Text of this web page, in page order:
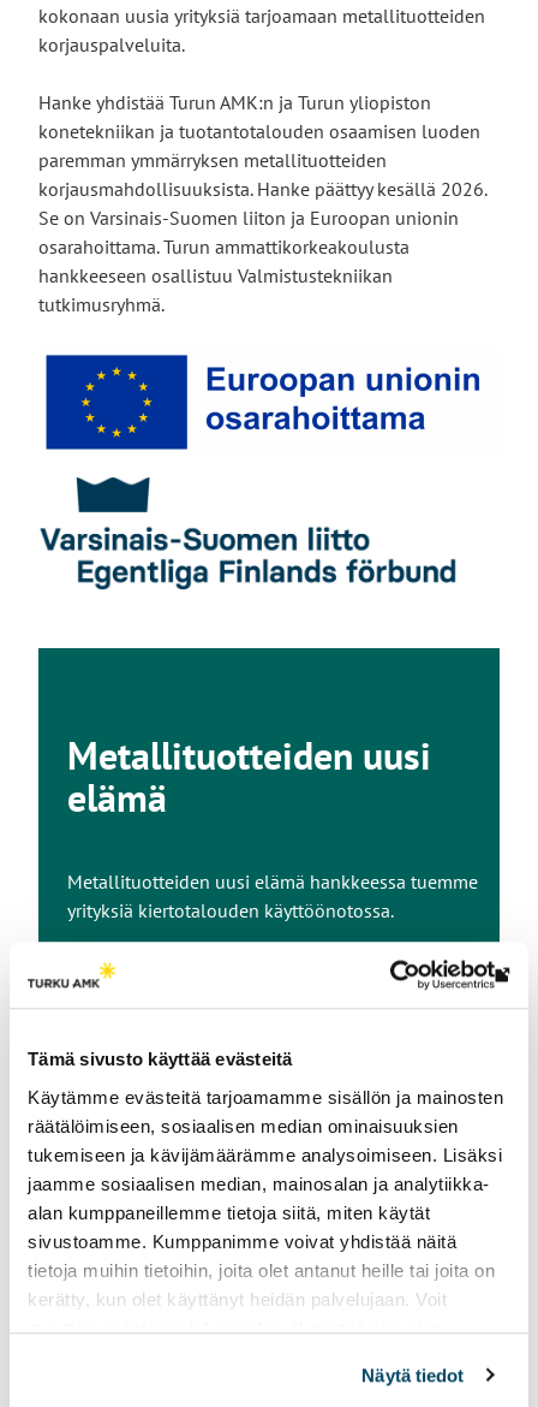
Tämä sivusto käyttää evästeitä
Käytämme evästeitä tarjoamamme sisällön ja mainosten
räätälöimiseen, sosiaalisen median ominaisuuksien
tukemiseen ja kävijämäärämme analysoimiseen. Lisäksi
jaamme sosiaalisen median, mainosalan ja analytiikka-
alan kumppaneillemme tietoja siitä, miten käytät
sivustoamme. Kumppanimme voivat yhdistää näitä
tietoja muihin tietoihin, joita olet antanut heille tai joita on
kerätty, kun olet käyttänyt heidän palvelujaan. Voit
muuttaa evästeasetuksiesi hyväksyntää sivuston
Näytä tiedot
kokonaan uusia yrityksiä tarjoamaan metallituotteiden
korjauspalveluita.
Hanke yhdistää Turun AMK:n ja Turun yliopiston
konetekniikan ja tuotantotalouden osaamisen luoden
paremman ymmärryksen metallituotteiden
korjausmahdollisuuksista. Hanke päättyy kesällä 2026.
Se on Varsinais-Suomen liiton ja Euroopan unionin
osarahoittama. Turun ammattikorkeakoulusta
hankkeeseen osallistuu Valmistustekniikan
tutkimusryhmä.
Metallituotteiden uusi
elämä
Metallituotteiden uusi elämä hankkeessa tuemme
yrityksiä kiertotalouden käyttöönotossa.
Tutustu Metallituotteiden elämä -hankkeeseen
Tutustu tutkimusryhmään
Valmistustekniikka